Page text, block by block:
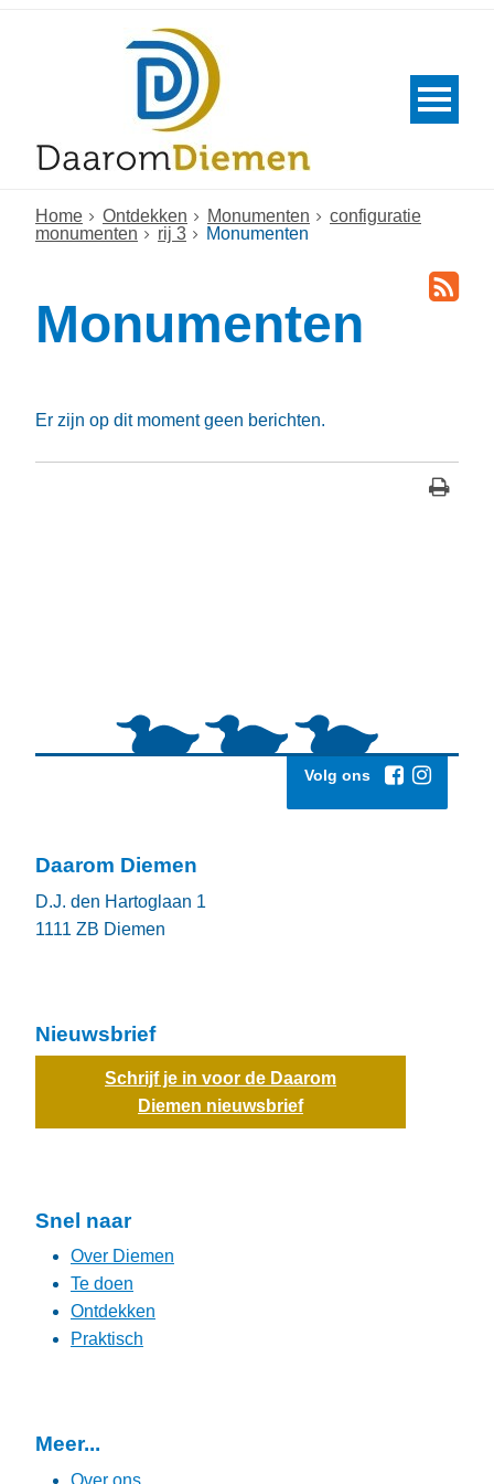
Home Ontdekken Monumenten
configuratie
monumenten
rij 3 Monumenten
Monumenten
Er zijn op dit moment geen berichten.
Volg ons
Daarom Diemen
D.J. den Hartoglaan 1
1111 ZB Diemen
Nieuwsbrief
Schrijf je in voor de Daarom
Diemen nieuwsbrief
Snel naar
Over Diemen
Te doen
Ontdekken
Praktisch
Meer...
Over ons